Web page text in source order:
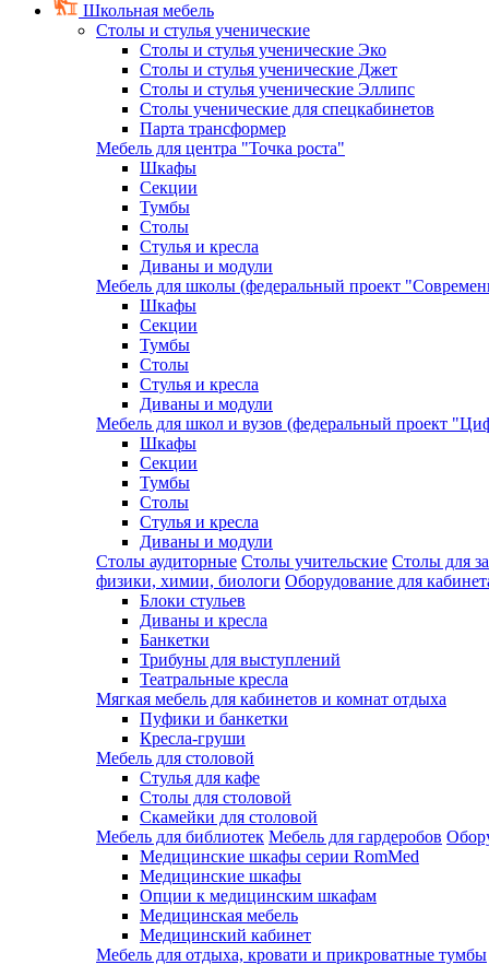
Школьная мебель
Столы и стулья ученические
Столы и стулья ученические Эко
Столы и стулья ученические Джет
Столы и стулья ученические Эллипс
Столы ученические для спецкабинетов
Парта трансформер
Мебель для центра "Точка роста"
Шкафы
Секции
Тумбы
Столы
Стулья и кресла
Диваны и модули
Мебель для школы (федеральный проект
Шкафы
Секции
Тумбы
Столы
Стулья и кресла
Диваны и модули
Мебель для школ и вузов (федеральный проект
Шкафы
Секции
Тумбы
Столы
Стулья и кресла
Диваны и модули
Столы аудиторные Столы учительские Столы для
физики, химии, биологи Оборудование для
Блоки стульев
Диваны и кресла
Банкетки
Трибуны для выступлений
Театральные кресла
Мягкая мебель для кабинетов и комнат отдыха
Пуфики и банкетки
Кресла-груши
Мебель для столовой
Cтулья для кафе
Cтолы для столовой
Скамейки для столовой
Мебель для библиотек Мебель для гардеробов
Медицинские шкафы серии RomMed
Медицинские шкафы
Опции к медицинским шкафам
Медицинская мебель
Медицинский кабинет
Мебель для отдыха, кровати и прикроватные тумбы